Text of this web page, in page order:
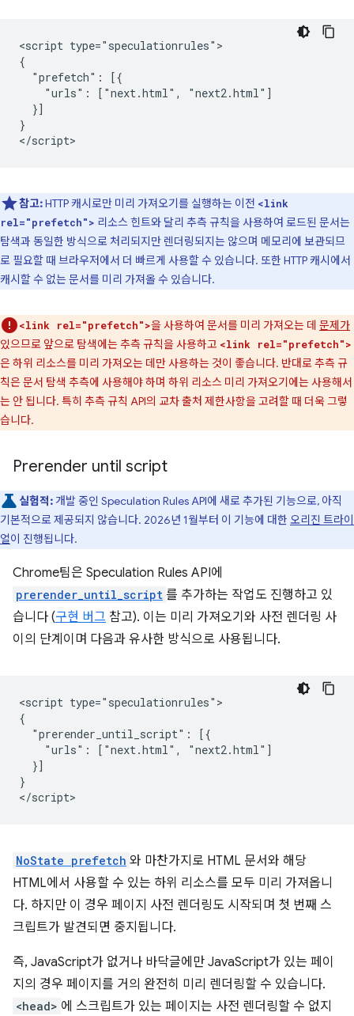
<script type="speculationrules">
{
  "prefetch": [{
    "urls": ["next.html", "next2.html"]
  }]
}
참고:HTTP 캐시로만 미리 가져오기를 실행하는 이전 <link
rel="prefetch"> 리소스 힌트와 달리 추측 규칙을 사용하여 로드된 문서는
탐색과 동일한 방식으로 처리되지만 렌더링되지는 않으며 메모리에 보관되므
로 필요할 때 브라우저에서 더 빠르게 사용할 수 있습니다. 또한 HTTP 캐시에서
캐시할 수 없는 문서를 미리 가져올 수 있습니다.
<link rel="prefetch">을 사용하여 문서를 미리 가져오는 데 문제가
있으므로 앞으로 탐색에는 추측 규칙을 사용하고 <link rel="prefetch">
은 하위 리소스를 미리 가져오는 데만 사용하는 것이 좋습니다. 반대로 추측 규
칙은 문서 탐색 추측에 사용해야 하며 하위 리소스 미리 가져오기에는 사용해서
는 안 됩니다. 특히 추측 규칙 API의 교차 출처 제한사항을 고려할 때 더욱 그렇
습니다.
Prerender until script
실험적: 개발 중인 Speculation Rules API에 새로 추가된 기능으로, 아직
기본적으로 제공되지 않습니다. 2026년 1월부터 이 기능에 대한 오리진 트라이
얼이 진행됩니다.
Chrome팀은 Speculation Rules API에
prerender_until_script 를 추가하는 작업도 진행하고 있
습니다 (구현 버그 참고). 이는 미리 가져오기와 사전 렌더링 사
이의 단계이며 다음과 유사한 방식으로 사용됩니다.
<script type="speculationrules">
{
  "prerender_until_script": [{
    "urls": ["next.html", "next2.html"]
  }]
}
NoState prefetch 와 마찬가지로 HTML 문서와 해당
HTML에서 사용할 수 있는 하위 리소스를 모두 미리 가져옵니
다. 하지만 이 경우 페이지 사전 렌더링도 시작되며 첫 번째 스
크립트가 발견되면 중지됩니다.
즉, JavaScript가 없거나 바닥글에만 JavaScript가 있는 페이
지의 경우 페이지를 거의 완전히 미리 렌더링할 수 있습니다.
<head> 에 스크립트가 있는 페이지는 사전 렌더링할 수 없지